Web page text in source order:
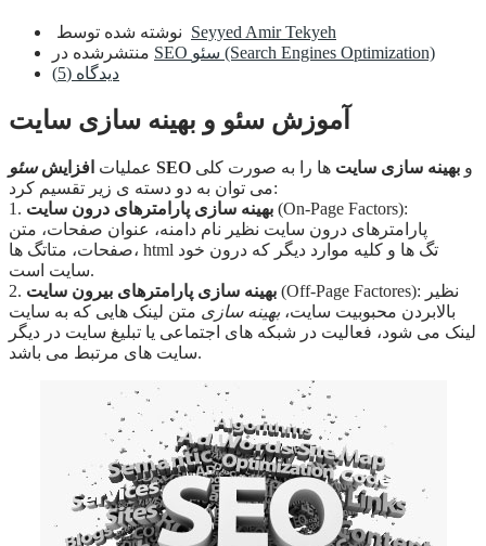
Seyyed Amir Tekyeh
منتشرشده در
SEO سئو (Search Engines Optimization)
دیدگاه (5)
آموزش سئو و بهینه سازی سایت
عملیات افزایشسئو SEO و بهینه سازی سایت ها را به صورت کلی
می توان به دو دسته ی زیر تقسیم کرد:
1. بهینه سازی پارامترهای درون سایت (On-Page Factors):
پارامترهای درون سایت نظیر نام دامنه، عنوان صفحات، متن
صفحات، متاتگ ها، html تگ ها و کلیه موارد دیگر که درون خود
سایت است.
2. بهینه سازی پارامترهای بیرون سایت (Off-Page Factores): نظیر
بالابردن محبوبیت سایت، بهینه سازی متن لینک هایی که به سایت
لینک می شود، فعالیت در شبکه های اجتماعی یا تبلیغ سایت در دیگر
سایت های مرتبط می باشد.